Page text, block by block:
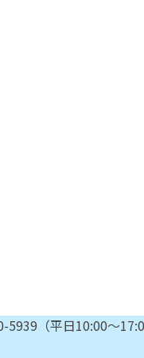
5939 （平日10:00～